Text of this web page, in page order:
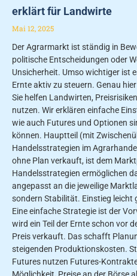
erklärt für Landwirte
Mai 12, 2025
Der Agrarmarkt ist ständig in
politische Entscheidungen oder
Unsicherheit. Umso wichtiger ist
Ernte aktiv zu steuern. Genau
Sie helfen Landwirten,
nutzen. Wir erklären einfache
wie auch Futures und Optionen
können. Hauptteil (mit
Handelsstrategien im
ohne Plan verkauft, ist dem
Handelsstrategien ermöglichen
angepasst an die jeweilige
sondern Stabilität. Einstieg leicht
Eine einfache Strategie ist der
wird ein Teil der Ernte schon vor
Preis verkauft. Das schafft
steigenden Produktionskosten.
Futures nutzen Futures-